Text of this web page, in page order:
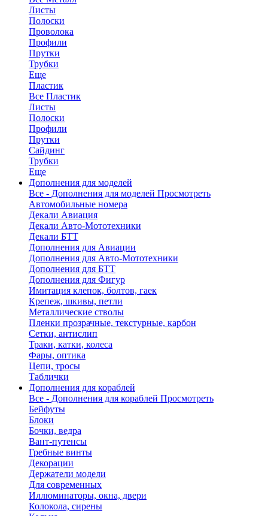
Листы
Полоски
Проволока
Профили
Прутки
Трубки
Еще
Пластик
Все Пластик
Листы
Полоски
Профили
Прутки
Сайдинг
Трубки
Еще
Дополнения для моделей
Все - Дополнения для моделей Просмотреть
Автомобильные номера
Декали Авиация
Декали Авто-Мототехники
Декали БТТ
Дополнения для Авиации
Дополнения для Авто-Мототехники
Дополнения для БТТ
Дополнения для Фигур
Имитация клепок, болтов, гаек
Крепеж, шкивы, петли
Металлические стволы
Пленки прозрачные, текстурные, карбон
Сетки, антислип
Траки, катки, колеса
Фары, оптика
Цепи, тросы
Таблички
Дополнения для кораблей
Все - Дополнения для кораблей Просмотреть
Бейфуты
Блоки
Бочки, ведра
Вант-путенсы
Гребные винты
Декорации
Держатели модели
Для современных
Иллюминаторы, окна, двери
Колокола, сирены